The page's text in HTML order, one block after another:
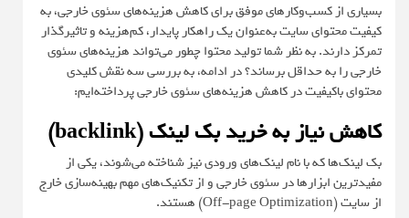
بسیاری از کسب‌وکارهای موفق برای کاهش هزینه‌های سئوی خارجی، به
کیفیت محتوای سایت به‌عنوان یک راهکار پایدار، کم‌هزینه‌ و تاثیرگذار
تمرکز دارند. به نظر شما تولید محتوا چطور می‌تواند هزینه‌های سئوی
خارجی را به حداقل برساند؟ در ادامه، به بررسی سه نقش کلیدی
محتوای باکیفیت در کاهش هزینه‌های سئوی خارجی پرداخته‌ایم:
کاهش نیاز به خرید بک ‌لینک (backlink)
بک‌ لینک‌ها که با نام لینک‌های ورودی نیز شناخته می‌شوند، یکی از
مفیدترین ابزارها در سئوی خارجی و از تکنیک‌های مهم بهینه‌سازی خارج
از سایت (Off-page Optimization) هستند.